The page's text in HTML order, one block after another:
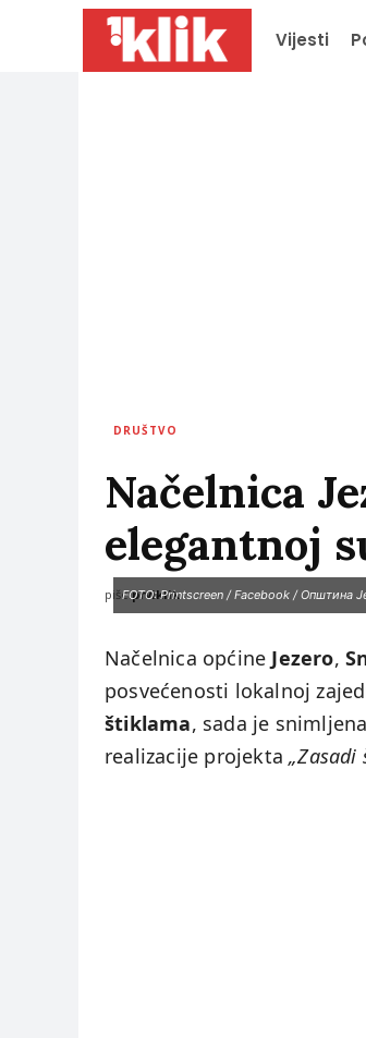
Vijesti
DRUŠTVO
Načelnica
elegantnoj
piše:prviklik
FOTO: Printscreen / Facebook / Општина
Načelnica općine Jezero,
posvećenosti lokalnoj
štiklama, sada je
realizacije projekta„Zasadi